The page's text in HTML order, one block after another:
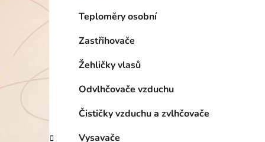
Teploměry osobní
Zastřihovače
Žehličky vlasů
Odvlhčovače vzduchu
Čističky vzduchu a zvlhčovače
Vysavače